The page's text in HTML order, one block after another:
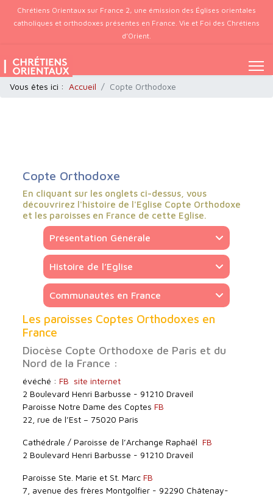
Chrétiens Orientaux sur France 2, une émission des Églises orientales
catholiques et orthodoxes présentes en France. Vie et Foi des Chrétiens
d’Orient.
Vous êtes ici : Accueil Copte Orthodoxe
Copte Orthodoxe
En cliquant sur les onglets ci-dessus, vous
découvrirez l'histoire de l'Eglise Copte Orthodoxe
et les paroisses en France de cette Eglise.
Présentation Générale
Histoire de l’Eglise
Communautés en France
Les paroisses Coptes Orthodoxes en
France
Diocèse Copte Orthodoxe de Paris et du
Nord de la France :
évéché :FB site internet
2 Boulevard Henri Barbusse - 91210 Draveil
Paroisse Notre Dame des CoptesFB
22, rue de l’Est – 75020 Paris
Cathédrale / Paroisse de l’Archange RaphaëlFB
2 Boulevard Henri Barbusse - 91210 Draveil
Paroisse Ste. Marie et St. MarcFB
7, avenue des frères Montgolfier - 92290 Châtenay-